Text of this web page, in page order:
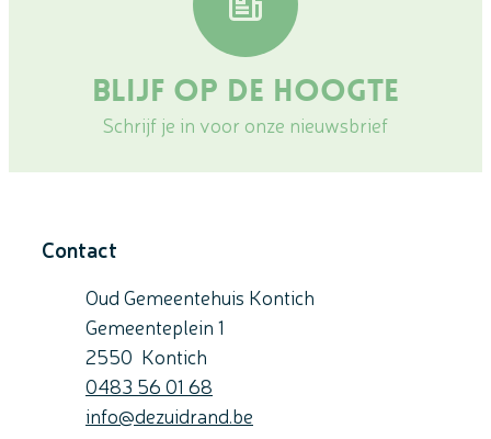
Blijf op de hoogte
Schrijf je in voor onze nieuwsbrief
Contact
Oud Gemeentehuis Kontich
Gemeenteplein 1
,
2550 Kontich
0483 56 01 68
E-mailinfo@dezuidrand.be